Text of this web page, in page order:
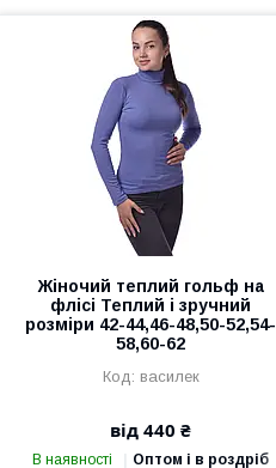
Жіночий теплий гольф на
флісі Теплий і зручний
розміри 42-44,46-48,50-52,54-
58,60-62
василек
від 440 ₴
В наявності Оптом і в роздріб